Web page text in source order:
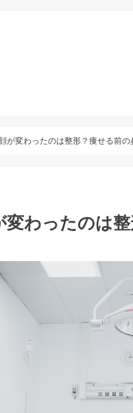
が変わったのは整形？痩せる前の
変わったのは